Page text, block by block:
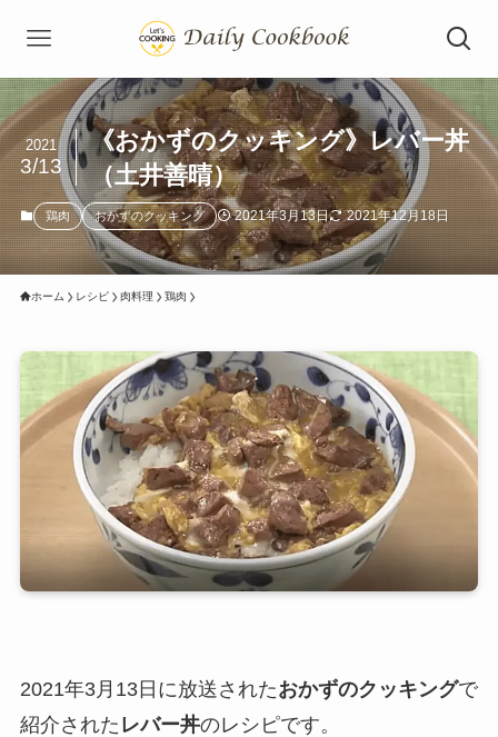
《おかずのクッキング》レバー丼
（土井善晴）
2021
3/13
鶏肉 おかずのクッキング 2021年3月13日 2021年12月18日
ホーム レシピ 肉料理 鶏肉
2021年3月13日に放送されたおかずのクッキングで
紹介された レバー丼のレシピです。